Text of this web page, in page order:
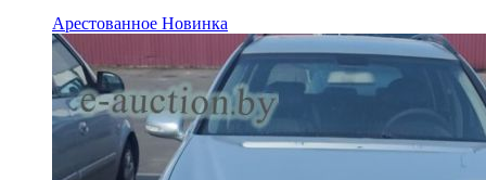
Арестованное Новинка